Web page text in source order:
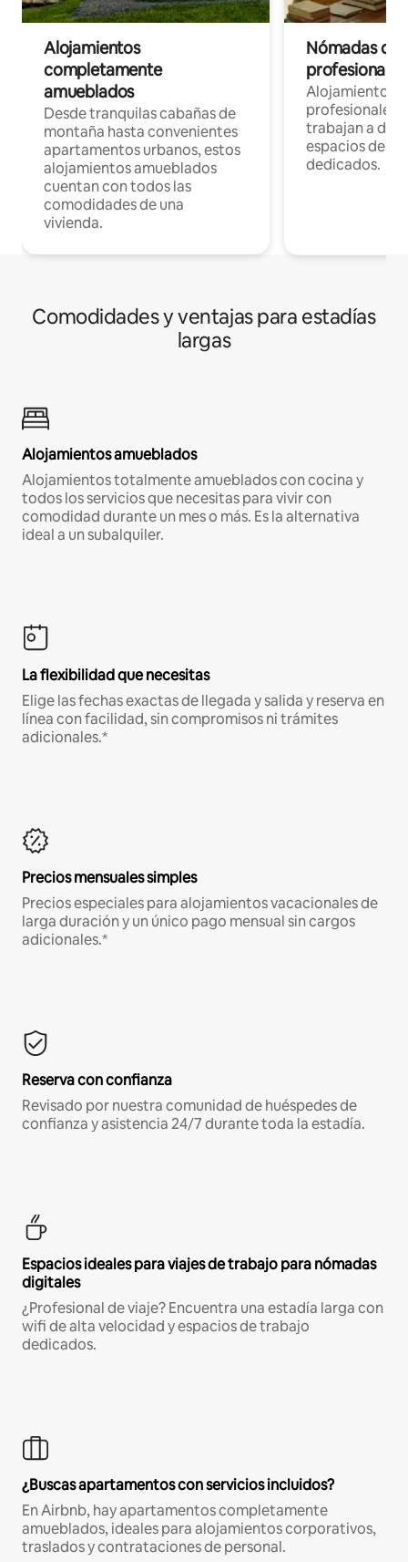
Alojamientos
completamente
amueblados
Desde tranquilas cabañas de
montaña hasta convenientes
apartamentos urbanos, estos
alojamientos amueblados
cuentan con todos las
comodidades de una
vivienda.
Nómadas
Alojamientos
profesionales
trabajan a
espacios de
dedicados.
Comodidades y ventajas para estadías
largas
Alojamientos amueblados
Alojamientos totalmente amueblados con cocina y
todos los servicios que necesitas para vivir con
comodidad durante un mes o más. Es la alternativa
ideal a un subalquiler.
La flexibilidad que necesitas
Elige las fechas exactas de llegada y salida y reserva en
línea con facilidad, sin compromisos ni trámites
adicionales.*
Precios mensuales simples
Precios especiales para alojamientos vacacionales de
larga duración y un único pago mensual sin cargos
adicionales.*
Reserva con confianza
Revisado por nuestra comunidad de huéspedes de
confianza y asistencia 24/7 durante toda la estadía.
Espacios ideales para viajes de trabajo para nómadas
digitales
¿Profesional de viaje? Encuentra una estadía larga con
wifi de alta velocidad y espacios de trabajo
dedicados.
¿Buscas apartamentos con servicios incluidos?
En Airbnb, hay apartamentos completamente
amueblados, ideales para alojamientos corporativos,
traslados y contrataciones de personal.